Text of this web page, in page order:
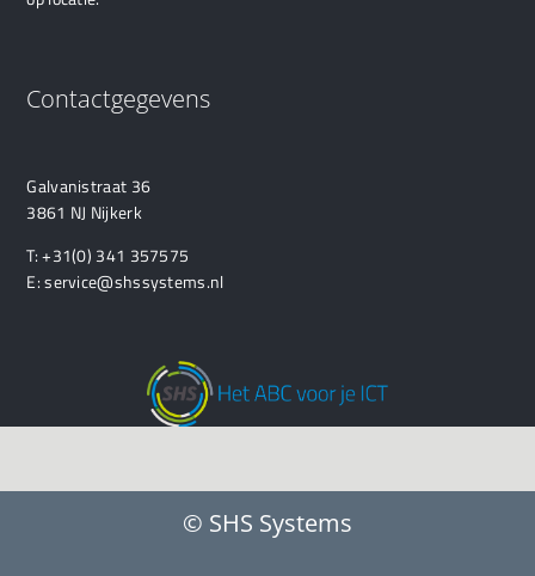
Contactgegevens
Galvanistraat 36
3861 NJ Nijkerk
T:+31(0) 341 357575
E:service@shssystems.nl
© SHS Systems